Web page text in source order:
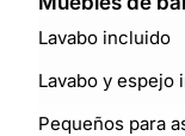
Lavabo incluido
Lavabo y espejo
Pequeños para